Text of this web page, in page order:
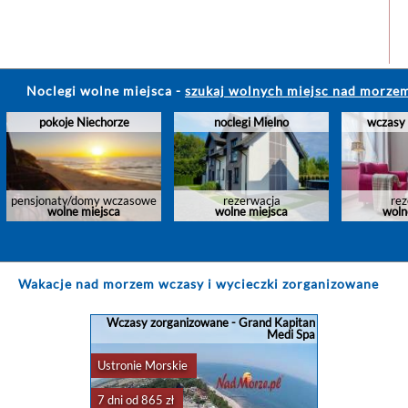
Noclegi wolne miejsca - szukaj wolnych miejsc nad
pokoje Niechorze
pensjonaty/domy wczasowe
wolne miejsca
BAŁTYK APARTAMENTY i
POKOJE noclegi Mielno
rezerwacja
wolne miejsca
Aqua Your Stay Apartamenty
- Domy BartArt Hołdu
Wakacje nad morzem wczasy i wycieczki zorganizowane
Wczasy zorganizowane - Grand Kapitan
Medi Spa
Ustronie Morskie
7 dni od 865 zł